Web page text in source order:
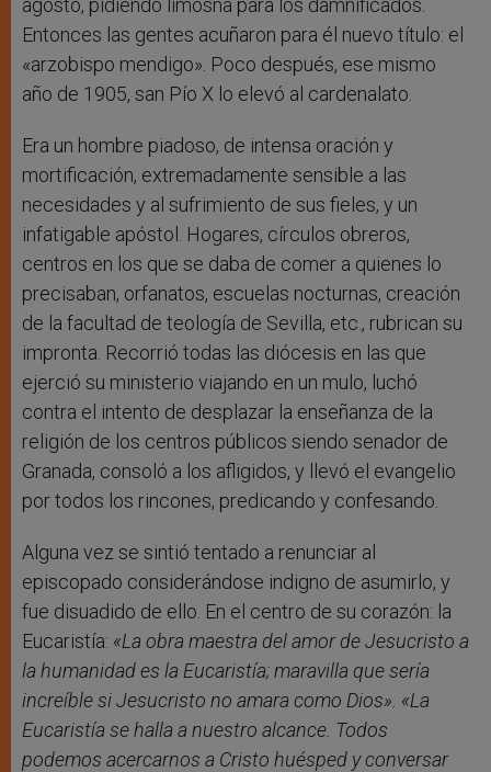
agosto, pidiendo limosna para los damnificados.
Entonces las gentes acuñaron para él nuevo título: el
«arzobispo mendigo». Poco después, ese mismo
año de 1905, san Pío X lo elevó al cardenalato.
Era un hombre piadoso, de intensa oración y
mortificación, extremadamente sensible a las
necesidades y al sufrimiento de sus fieles, y un
infatigable apóstol. Hogares, círculos obreros,
centros en los que se daba de comer a quienes lo
precisaban, orfanatos, escuelas nocturnas, creación
de la facultad de teología de Sevilla, etc., rubrican su
impronta. Recorrió todas las diócesis en las que
ejerció su ministerio viajando en un mulo, luchó
contra el intento de desplazar la enseñanza de la
religión de los centros públicos siendo senador de
Granada, consoló a los afligidos, y llevó el evangelio
por todos los rincones, predicando y confesando.
Alguna vez se sintió tentado a renunciar al
episcopado considerándose indigno de asumirlo, y
fue disuadido de ello. En el centro de su corazón: la
Eucaristía: «La obra maestra del amor de Jesucristo a
la humanidad es la Eucaristía; maravilla que sería
increíble si Jesucristo no amara como Dios». «La
Eucaristía se halla a nuestro alcance. Todos
podemos acercarnos a Cristo huésped y conversar